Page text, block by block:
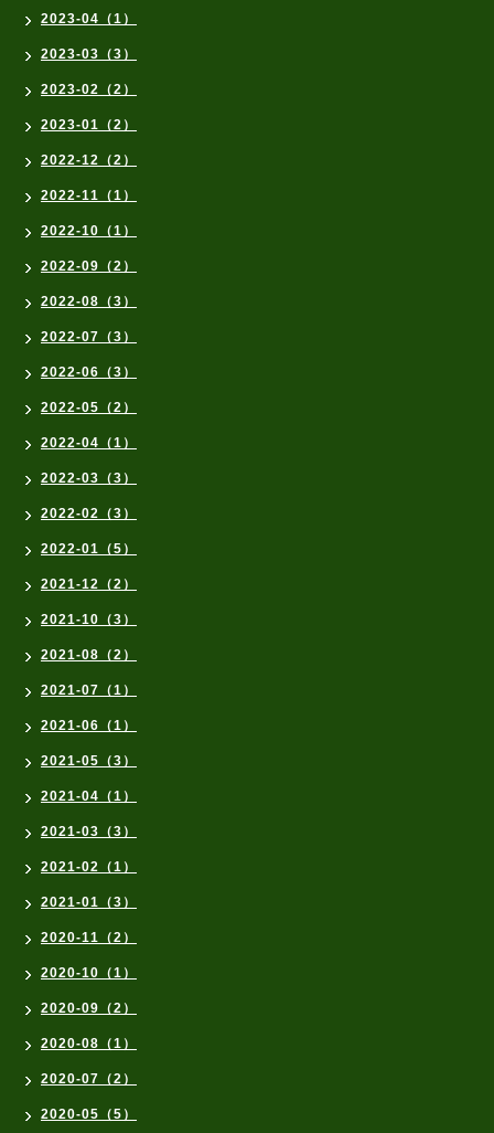
2023-04（1）
2023-03（3）
2023-02（2）
2023-01（2）
2022-12（2）
2022-11（1）
2022-10（1）
2022-09（2）
2022-08（3）
2022-07（3）
2022-06（3）
2022-05（2）
2022-04（1）
2022-03（3）
2022-02（3）
2022-01（5）
2021-12（2）
2021-10（3）
2021-08（2）
2021-07（1）
2021-06（1）
2021-05（3）
2021-04（1）
2021-03（3）
2021-02（1）
2021-01（3）
2020-11（2）
2020-10（1）
2020-09（2）
2020-08（1）
2020-07（2）
2020-05（5）